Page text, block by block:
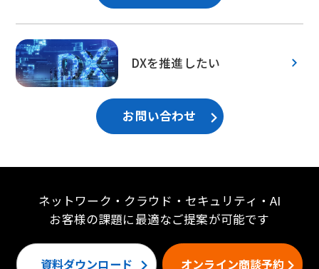
DXを推進したい
お問い合わせ
ネットワーク・クラウド・セキュリティ・AI
お客様の課題に最適なご提案が可能です
資料ダウンロード オンライン商談予約